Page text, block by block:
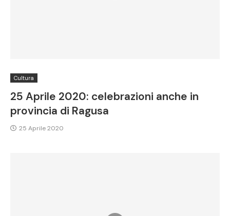
Cultura
25 Aprile 2020: celebrazioni anche in
provincia di Ragusa
25 Aprile 2020